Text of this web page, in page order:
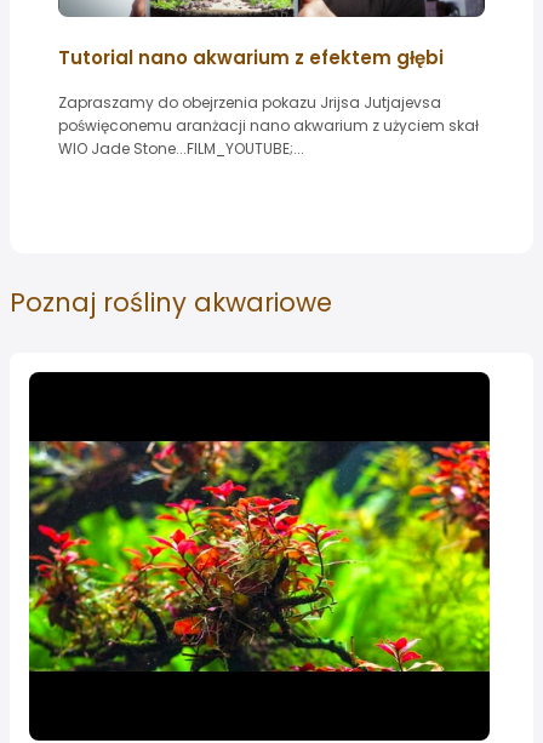
Tutorial nano akwarium z efektem głębi
Zapraszamy do obejrzenia pokazu Jrijsa Jutjajevsa
poświęconemu aranżacji nano akwarium z użyciem skał
WIO Jade Stone...FILM_YOUTUBE;...
Poznaj rośliny akwariowe